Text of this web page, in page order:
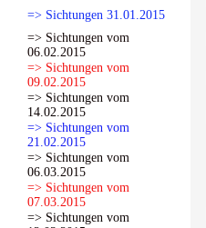
=> Sichtungen 31.01.2015
=> Sichtungen vom
06.02.2015
=> Sichtungen vom
09.02.2015
=> Sichtungen vom
14.02.2015
=> Sichtungen vom
21.02.2015
=> Sichtungen vom
06.03.2015
=> Sichtungen vom
07.03.2015
=> Sichtungen vom